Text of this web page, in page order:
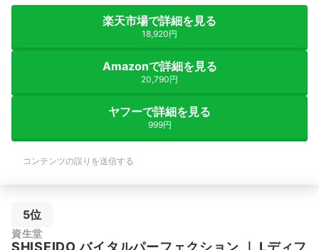
楽天市場で詳細を見る
18,920円
Amazonで詳細を見る
20,790円
ヤフーで詳細を見る
999円
コンテンツの誤りを送信する
5位
資生堂